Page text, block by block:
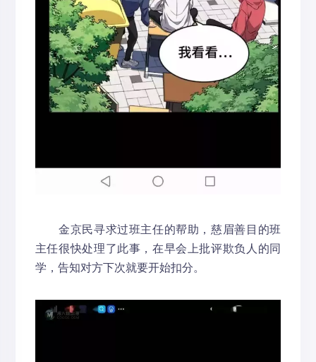
金京民寻求过班主任的帮助，慈眉善目的班
主任很快处理了此事，在早会上批评欺负人的同
学，告知对方下次就要开始扣分。